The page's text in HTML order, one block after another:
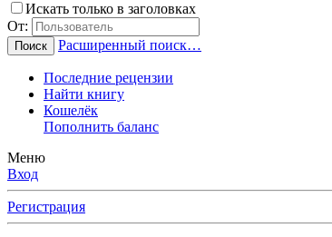
Искать только в заголовках
От:
Поиск Расширенный поиск…
Последние рецензии
Найти книгу
Кошелёк
Пополнить баланс
Меню
Вход
Регистрация